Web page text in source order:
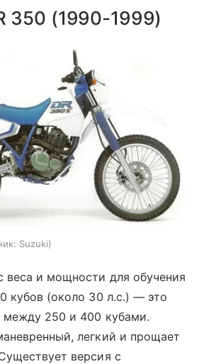
350 (1990-1999)
Suzuki
веса и мощности для обучения
кубов (около 30 л.с.) — это
между 250 и 400 кубами.
легкий и прощает
версия с